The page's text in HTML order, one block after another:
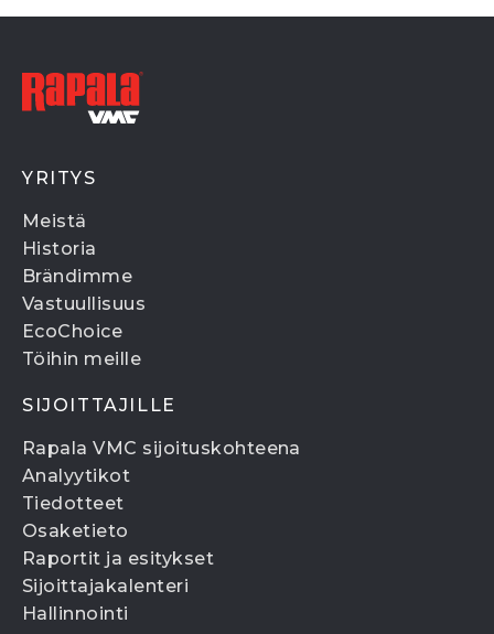
YRITYS
Meistä
Historia
Brändimme
Vastuullisuus
EcoChoice
Töihin meille
SIJOITTAJILLE
Rapala VMC sijoituskohteena
Analyytikot
Tiedotteet
Osaketieto
Raportit ja esitykset
Sijoittajakalenteri
Hallinnointi